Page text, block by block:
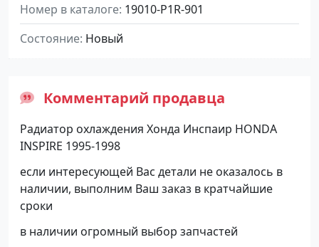
Номер в каталоге 19010-P1R-901
Состояние Новый
Комментарий продавца
Радиатор охлаждения Хонда Инспаир HONDA
INSPIRE 1995-1998
если интересующей Вас детали не оказалось в
наличии, выполним Ваш заказ в кратчайшие
сроки
в наличии огромный выбор запчастей